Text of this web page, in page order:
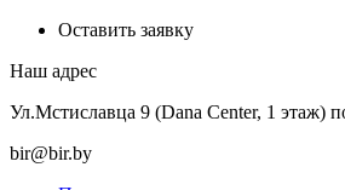
Оставить заявку
Наш адрес
Ул.Мстиславца 9 (Dana Center, 1 этаж)
bir@bir.by